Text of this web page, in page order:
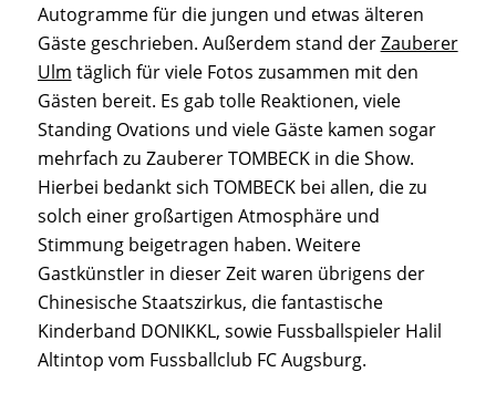
Autogramme für die jungen und etwas älteren
Gäste geschrieben. Außerdem stand derZauberer
Ulm täglich für viele Fotos zusammen mit den
Gästen bereit. Es gab tolle Reaktionen, viele
Standing Ovations und viele Gäste kamen sogar
mehrfach zu Zauberer TOMBECK in die Show.
Hierbei bedankt sich TOMBECK bei allen, die zu
solch einer großartigen Atmosphäre und
Stimmung beigetragen haben. Weitere
Gastkünstler in dieser Zeit waren übrigens der
Chinesische Staatszirkus, die fantastische
Kinderband DONIKKL, sowie Fussballspieler Halil
Altintop vom Fussballclub FC Augsburg.